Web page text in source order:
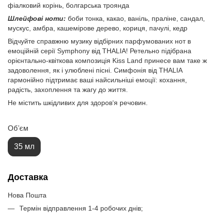
фіалковий корінь, болгарська троянда
Шлейфові ноти: боби тонка, какао, ваніль, праліне, сандал,
мускус, амбра, кашемірове дерево, кориця, пачулі, кедр
Відчуйте справжню музику відбірних парфумованих нот в
емоційній серії Symphony від THALIA! Ретельно підібрана
орієнтально-квіткова композиція Kiss Land принесе вам таке ж
задоволення, як і улюблені пісні. Симфонія від THALIA
гармонійно підтримає ваші найсильніші емоції: кохання,
радість, захоплення та жагу до життя.
Не містить шкідливих для здоров‘я речовин.
Обʼєм
35 мл
Доставка
Нова Пошта
Термін відправлення 1-4 робочих днів;